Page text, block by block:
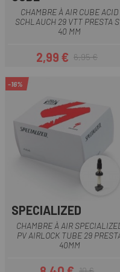
CHAMBRE À AIR CUBE ACID
SCHLAUCH 29 VTT PRESTA
40 MM
Prix
2,99 €Prix habituel
6,95 €
-16%
SPECIALIZED
CHAMBRE À AIR
PV AIRLOCK TUBE 29
40MM